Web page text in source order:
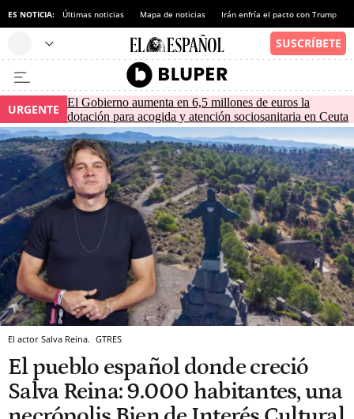
ES NOTICIA: Últimas noticias Mapa de noticias Irán enfría el pacto con Trump
URGENTE
El Gobierno aumenta en 6,5 millones de euros la
dotación para acogida y atención sociosanitaria en Ceuta
El actor Salva Reina. GTRES
El pueblo español donde creció
Salva Reina: 9.000 habitantes, una